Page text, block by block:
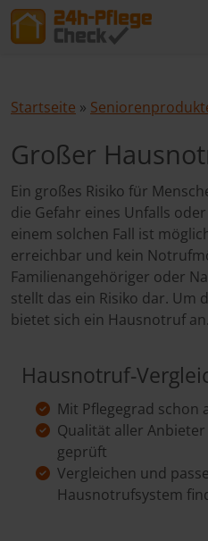
Startseite »
Großer
Ein großes Risiko für
die Gefahr eines Unfalls
einem solchen Fall ist
erreichbar und kein
Familienangehöriger oder
stellt das ein Risiko dar. Um
bietet sich ein Hausnotruf an.
Hausnotruf-
Mit Pflegegrad schon
Qualität aller
geprüft
Vergleichen und
Hausnotrufsystem